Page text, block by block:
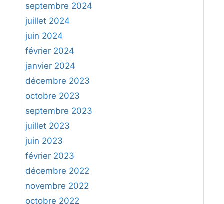
septembre 2024
juillet 2024
juin 2024
février 2024
janvier 2024
décembre 2023
octobre 2023
septembre 2023
juillet 2023
juin 2023
février 2023
décembre 2022
novembre 2022
octobre 2022